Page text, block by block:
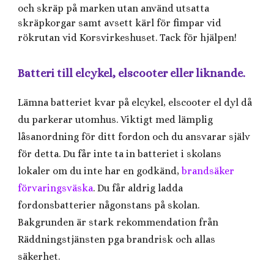
och skräp på marken utan använd utsatta
skräpkorgar samt avsett kärl för fimpar vid
rökrutan vid Korsvirkeshuset. Tack för hjälpen!
Batteri till elcykel, elscooter eller liknande.
Lämna batteriet kvar på elcykel, elscooter el dyl då
du parkerar utomhus. Viktigt med lämplig
låsanordning för ditt fordon och du ansvarar själv
för detta. Du får inte ta in batteriet i skolans
lokaler om du inte har en godkänd,brandsäker
förvaringsväska. Du får aldrig ladda
fordonsbatterier någonstans på skolan.
Bakgrunden är stark rekommendation från
Räddningstjänsten pga brandrisk och allas
säkerhet.